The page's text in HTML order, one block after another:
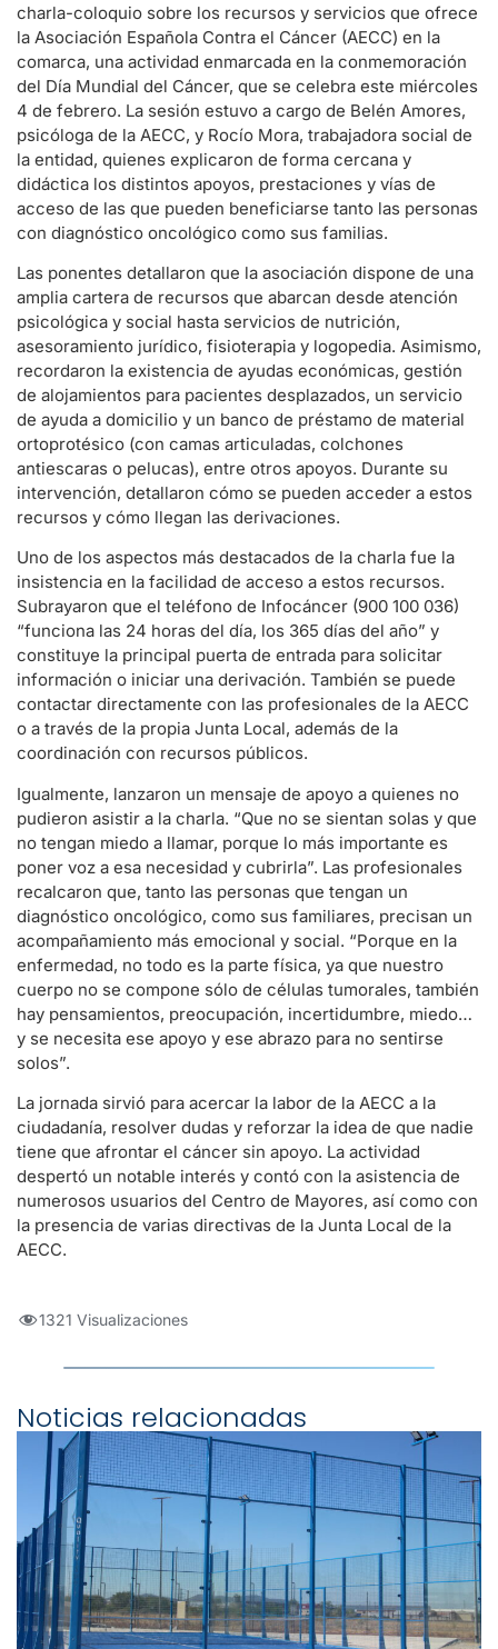
charla-coloquio sobre los recursos y servicios que ofrece
la Asociación Española Contra el Cáncer (AECC) en la
comarca, una actividad enmarcada en la conmemoración
del Día Mundial del Cáncer, que se celebra este miércoles
4 de febrero. La sesión estuvo a cargo de Belén Amores,
psicóloga de la AECC, y Rocío Mora, trabajadora social de
la entidad, quienes explicaron de forma cercana y
didáctica los distintos apoyos, prestaciones y vías de
acceso de las que pueden beneficiarse tanto las personas
con diagnóstico oncológico como sus familias.
Las ponentes detallaron que la asociación dispone de una
amplia cartera de recursos que abarcan desde atención
psicológica y social hasta servicios de nutrición,
asesoramiento jurídico, fisioterapia y logopedia. Asimismo,
recordaron la existencia de ayudas económicas, gestión
de alojamientos para pacientes desplazados, un servicio
de ayuda a domicilio y un banco de préstamo de material
ortoprotésico (con camas articuladas, colchones
antiescaras o pelucas), entre otros apoyos. Durante su
intervención, detallaron cómo se pueden acceder a estos
recursos y cómo llegan las derivaciones.
Uno de los aspectos más destacados de la charla fue la
insistencia en la facilidad de acceso a estos recursos.
Subrayaron que el teléfono de Infocáncer (900 100 036)
“funciona las 24 horas del día, los 365 días del año” y
constituye la principal puerta de entrada para solicitar
información o iniciar una derivación. También se puede
contactar directamente con las profesionales de la AECC
o a través de la propia Junta Local, además de la
coordinación con recursos públicos.
Igualmente, lanzaron un mensaje de apoyo a quienes no
pudieron asistir a la charla. “Que no se sientan solas y que
no tengan miedo a llamar, porque lo más importante es
poner voz a esa necesidad y cubrirla”. Las profesionales
recalcaron que, tanto las personas que tengan un
diagnóstico oncológico, como sus familiares, precisan un
acompañamiento más emocional y social. “Porque en la
enfermedad, no todo es la parte física, ya que nuestro
cuerpo no se compone sólo de células tumorales, también
hay pensamientos, preocupación, incertidumbre, miedo…
y se necesita ese apoyo y ese abrazo para no sentirse
solos”.
La jornada sirvió para acercar la labor de la AECC a la
ciudadanía, resolver dudas y reforzar la idea de que nadie
tiene que afrontar el cáncer sin apoyo. La actividad
despertó un notable interés y contó con la asistencia de
numerosos usuarios del Centro de Mayores, así como con
la presencia de varias directivas de la Junta Local de la
AECC.
1321 Visualizaciones
Noticias relacionadas